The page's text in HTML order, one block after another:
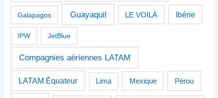
Galapagos Guayaquil LE VOILÀ Ibérie
IPW JetBlue
Compagnies aériennes LATAM
LATAM Équateur Lima Mexique Pérou